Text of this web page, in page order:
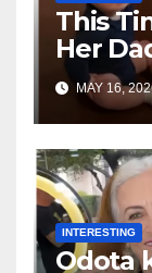
This
Her
MAY 16,
INTERESTING
Odota